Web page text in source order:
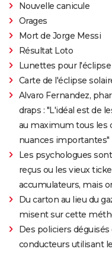
Nouvelle canicule
Orages
Mort de Jorge Messi
Résultat Loto
Lunettes pour l'éclipse
Carte de l'éclipse
Alvaro Fernandez,
draps : "L'idéal est de
au maximum tous les
nuances importantes"
Les psychologues
reçus ou les vieux
accumulateurs, mais
Du carton au lieu du
misent sur cette
Des policiers
conducteurs utilisant